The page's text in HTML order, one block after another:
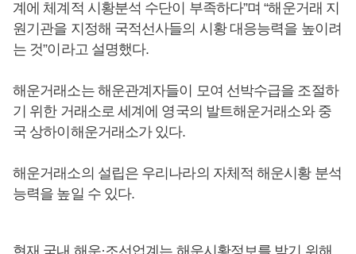
계에 체계적 시황분석 수단이 부족하다”며 “해운거래 지
원기관을 지정해 국적선사들의 시황 대응능력을 높이려
는 것”이라고 설명했다.
해운거래소는 해운관계자들이 모여 선박수급을 조절하
기 위한 거래소로 세계에 영국의 발트해운거래소와 중
국 상하이해운거래소가 있다.
해운거래소의 설립은 우리나라의 자체적 해운시황 분석
능력을 높일 수 있다.
현재 국내 해운·조선업계는 해운시황정보를 받기 위해